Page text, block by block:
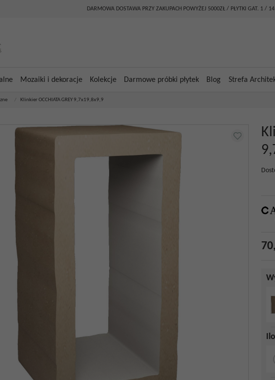
DARMOWA DOSTAWA PRZY ZAKUPACH POWYŻEJ 5000ZŁ / PŁYTKI GAT. 1 /
Mozaiki i dekoracje Kolekcje Darmowe próbki płytek Blog Strefa
Klinkier OCCHIATA GREY 9,7x19,8x9,9